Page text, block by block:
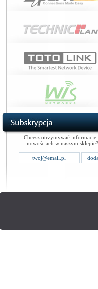
Chcesz otrzymywać informacje
nowościach w naszym sklepie?